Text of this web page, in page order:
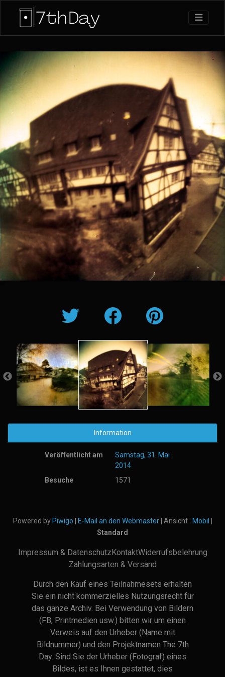
Information
Veröffentlicht am
Samstag, 31. Mai
2014
Besuche
1571
Powered by Piwigo E-Mail an den Webmaster| Ansicht : Mobil
Standard
Impressum & Datenschutz KontaktWiderrufsbelehrung
Zahlungsarten & Versand
Durch den Kauf eines Teilnahmesets erhalten
Sie ein nicht kommerzielles Nutzungsrecht für
das ganze Archiv. Bei Verwendung von Bildern
(FB, Printmedien usw.) bitten wir um einen
Verweis auf den Urheber (Name mit
Bildnummer) und den Projektnamen The 7th
Day. Sind Sie der Urheber (Fotograf) eines
Bildes, ist es Ihnen gestattet, dies